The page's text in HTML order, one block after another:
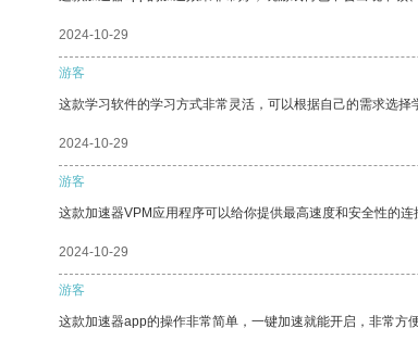
2024-10-29
游客
这款学习软件的学习方式非常灵活，可以根据自己的需求选择
2024-10-29
游客
这款加速器VPM应用程序可以给你提供最高速度和安全性的连
2024-10-29
游客
这款加速器app的操作非常简单，一键加速就能开启，非常方便